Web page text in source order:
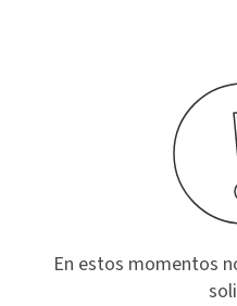
En estos momentos